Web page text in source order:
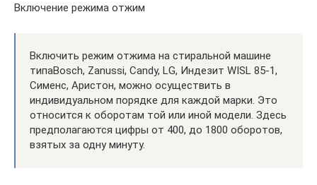
Включение режима отжим
Включить режим отжима на стиральной машине
типаBosch, Zanussi, Candy, LG, Индезит WISL 85-1,
Сименс, Аристон, можно осуществить в
индивидуальном порядке для каждой марки. Это
относится к оборотам той или иной модели. Здесь
предполагаются цифры от 400, до 1800 оборотов,
взятых за одну минуту.